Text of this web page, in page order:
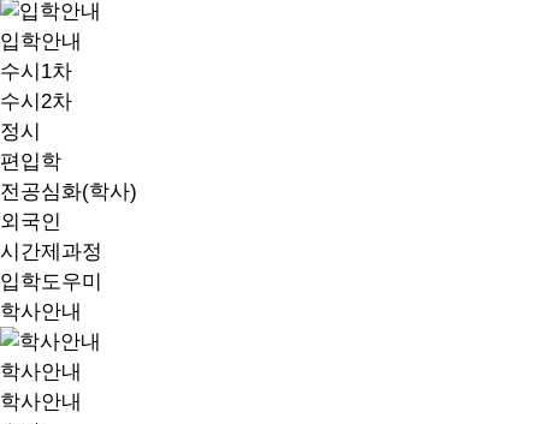
입학안내
수시1차
수시2차
정시
편입학
전공심화(학사)
외국인
시간제과정
입학도우미
학사안내
학사안내
학사안내